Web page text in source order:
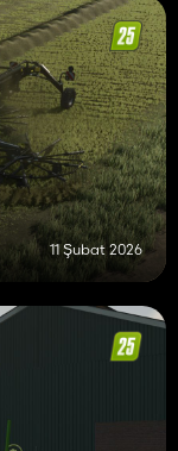
11 Şubat 2026